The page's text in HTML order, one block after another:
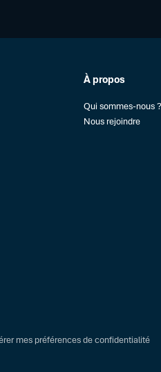
À propos
Qui sommes-nous ?
Nous rejoindre
mes préférences de confidentialité